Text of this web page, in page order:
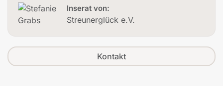
Inserat von:
Streunerglück e.V.
Kontakt